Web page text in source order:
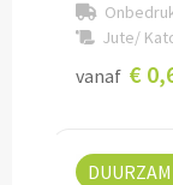
Colsjaals
Bandana's &
Wintersets
Jute/
vanaf €